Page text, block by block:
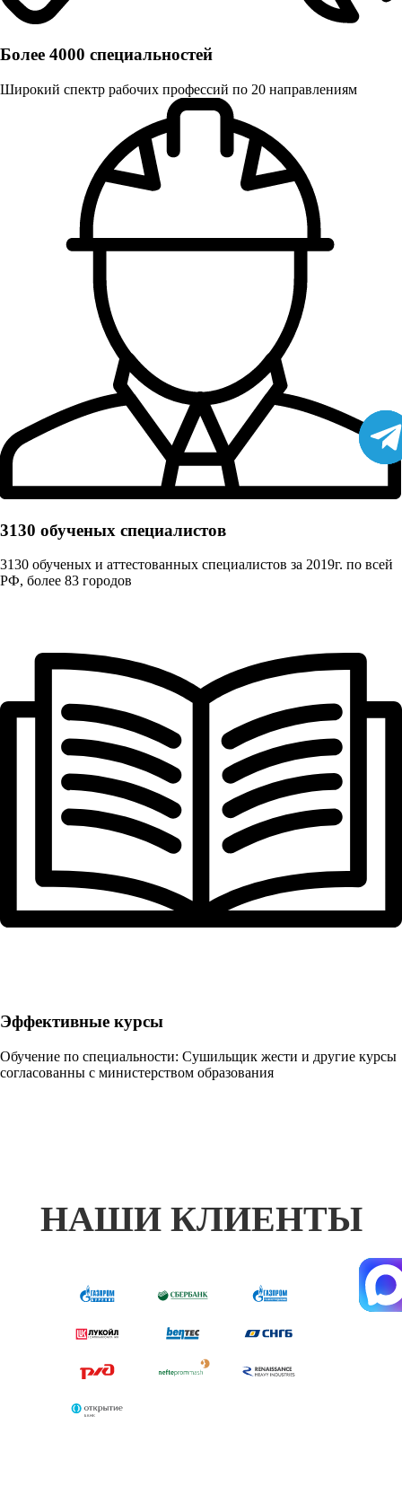
Более 4000 специальностей
Широкий спектр рабочих профессий по 20 направлениям
3130 обученых cпециалистов
3130 обученых и аттестованных специалистов за 2019г. по всей
РФ, более 83 городов
Эффективные курсы
Обучение по специальности: Сушильщик жести и другие курсы
согласованны с министерством образования
НАШИ КЛИЕНТЫ